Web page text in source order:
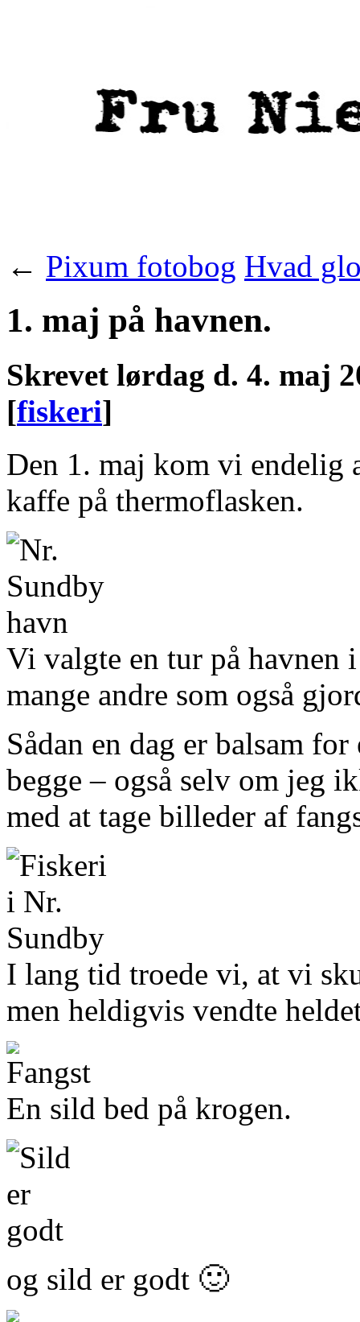
← Pixum fotobog Hvad
1. maj på havnen.
Skrevet lørdag d. 4. maj
[fiskeri]
Den 1. maj kom vi endelig
kaffe på thermoflasken.
Vi valgte en tur på havnen
mange andre som også
Sådan en dag er balsam
begge – også selv om jeg
med at tage billeder af
I lang tid troede vi, at vi
men heldigvis vendte
En sild bed på krogen.
og sild er godt 🙂